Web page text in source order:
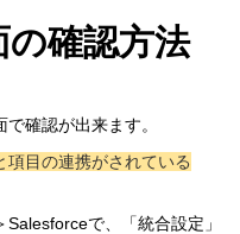
の確認方法
確認が出来ます。
目の連携がされている
で、「統合設定」